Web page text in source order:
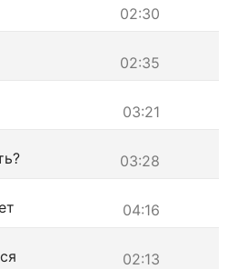
02:30
02:35
03:21
03:28
04:16
02:13